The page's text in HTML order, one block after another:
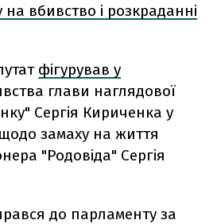
вбивство і розкраданні
фігурував у
глави наглядової
Сергія Кириченка у
щодо замаху на життя
"Родовіда" Сергія
до парламенту за